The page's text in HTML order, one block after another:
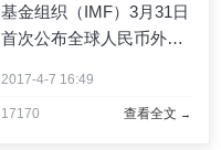
基金组织（IMF）3月31日
首次公布全球人民币外汇
构成季度数据显示，截至
2017-4-7 16:49
17170 查看全文